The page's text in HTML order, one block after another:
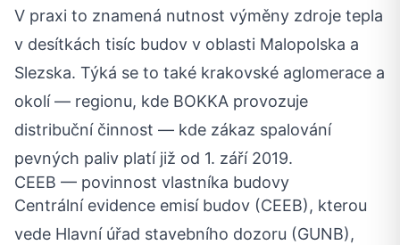
V praxi to znamená nutnost výměny zdroje tepla
v desítkách tisíc budov v oblasti Malopolska a
Slezska. Týká se to také krakovské aglomerace a
okolí — regionu, kde BOKKA provozuje
distribuční činnost — kde zákaz spalování
pevných paliv platí již od 1. září 2019.
CEEB — povinnost vlastníka budovy
Centrální evidence emisí budov (CEEB), kterou
vede Hlavní úřad stavebního dozoru (GUNB),